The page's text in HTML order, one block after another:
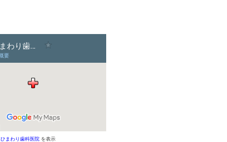
ひまわり歯科医院 を表示